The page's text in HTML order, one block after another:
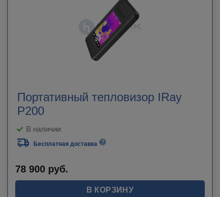
Портативный тепловизор IRay
P200
В наличии
Бесплатная доставка
78 900 руб.
В КОРЗИНУ